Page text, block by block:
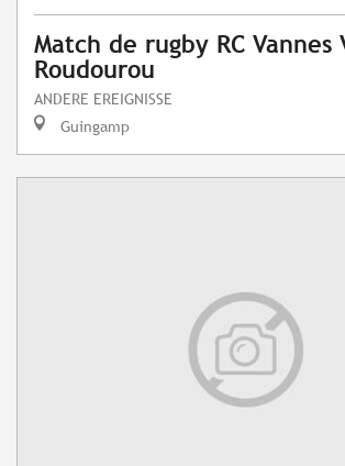
Match de rugby RC Vannes
Roudourou
ANDERE EREIGNISSE
Guingamp